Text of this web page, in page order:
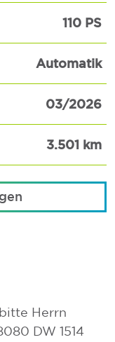
110 PS
Automatik
03/2026
3.501 km
Herrn
DW 1514